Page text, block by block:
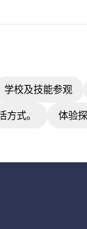
学校及技能参观
方式。 体验